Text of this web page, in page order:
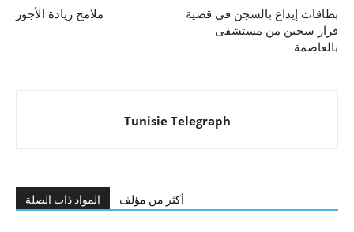
ملامح زيادة الأجور
بطاقات إيداع بالسجن في قضية
فرار سجين من مستشفى
بالعاصمة
Tunisie Telegraph
المواد ذات الصلة أكثر من مؤلف